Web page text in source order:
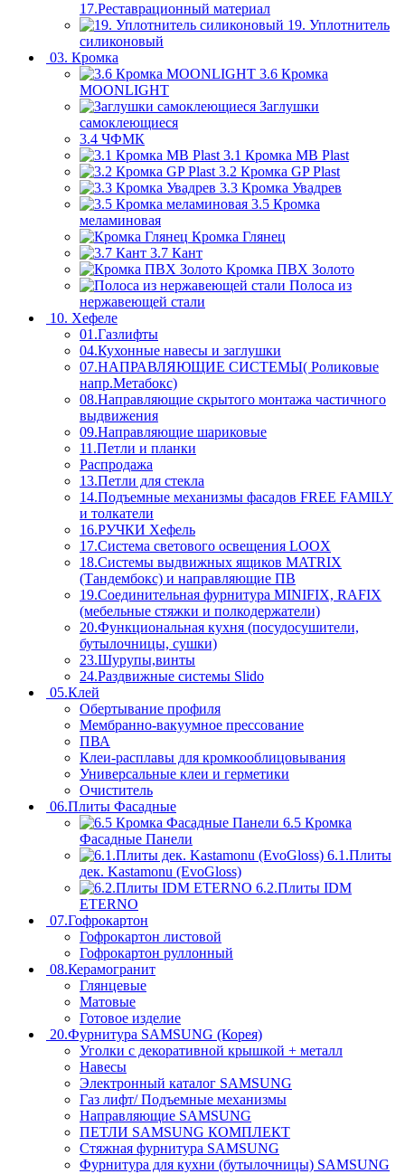
17.Реставрационный материал
19. Уплотнитель
силиконовый
03. Кромка
3.6 Кромка
MOONLIGHT
Заглушки
самоклеющиеся
3.4 ЧФМК
3.1 Кромка MB Plast
3.2 Кромка GP Plast
3.3 Кромка Увадрев
3.5 Кромка
меламиновая
Кромка Глянец
3.7 Кант
Кромка ПВХ Золото
Полоса из
нержавеющей стали
10. Хефеле
01.Газлифты
04.Кухонные навесы и заглушки
07.НАПРАВЛЯЮЩИЕ СИСТЕМЫ( Роликовые
напр.Метабокс)
08.Направляющие скрытого монтажа частичного
выдвижения
09.Направляющие шариковые
11.Петли и планки
Распродажа
13.Петли для стекла
14.Подъемные механизмы фасадов FREE FAMILY
и толкатели
16.РУЧКИ Хефель
17.Система светового освещения LOOX
18.Системы выдвижных ящиков MATRIX
(Тандембокс) и направляющие ПВ
19.Соединительная фурнитура MINIFIX, RAFIX
(мебельные стяжки и полкодержатели)
20.Функциональная кухня (посудосушители,
бутылочницы, сушки)
23.Шурупы,винты
24.Раздвижные системы Slido
05.Клей
Обертывание профиля
Мембранно-вакуумное прессование
ПВА
Клеи-расплавы для кромкооблицовывания
Универсальные клеи и герметики
Очиститель
06.Плиты Фасадные
6.5 Кромка
Фасадные Панели
6.1.Плиты
дек. Kastamonu (EvoGloss)
6.2.Плиты IDM
ETERNO
07.Гофрокартон
Гофрокартон листовой
Гофрокартон руллонный
08.Керамогранит
Глянцевые
Матовые
Готовое изделие
20.Фурнитура SAMSUNG (Корея)
Уголки с декоративной крышкой + металл
Навесы
Электронный каталог SAMSUNG
Газ лифт/ Подъемные механизмы
Направляющие SAMSUNG
ПЕТЛИ SAMSUNG КОМПЛЕКТ
Стяжная фурнитура SAMSUNG
Фурнитура для кухни (бутылочницы) SAMSUNG